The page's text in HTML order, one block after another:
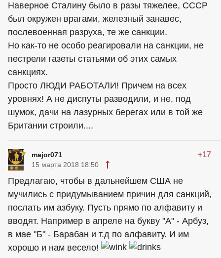
Наверное Сталину было в разы тяжелее, СССР
был окружен врагами, железный занавес,
послевоенная разруха, те же санкции.
Но как-то не особо реагировали на санкции, не
пестрели газеты статьями об этих самых
санкциях.
Просто ЛЮДИ РАБОТАЛИ! Причем на всех
уровнях! А не диспуты разводили, и не, под
шумок, дачи на лазурных берегах или в той же
Британии строили....
major071 +17
15 марта 2018 18:50
Предлагаю, чтобы в дальнейшем США не
мучились с придумыванием причин для санкций,
послать им азбуку. Пусть прямо по алфавиту и
вводят. Например в апреле на букву "А" - Арбуз,
в мае "Б" - Барабан и т.д по алфавиту. И им
хорошо и нам весело!